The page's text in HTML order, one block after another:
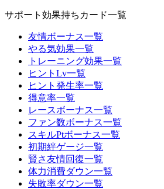
サポート効果持ちカード一覧
友情ボーナス一覧
やる気効果一覧
トレーニング効果一覧
ヒントLv一覧
ヒント発生率一覧
得意率一覧
レースボーナス一覧
ファン数ボーナス一覧
スキルPtボーナス一覧
初期絆ゲージ一覧
賢さ友情回復一覧
体力消費ダウン一覧
失敗率ダウン一覧